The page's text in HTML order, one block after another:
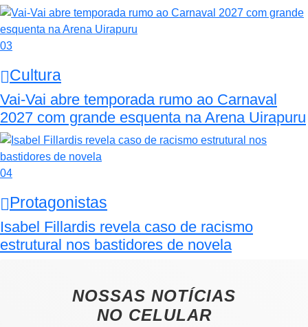
03
Cultura
Vai-Vai abre temporada rumo ao Carnaval
2027 com grande esquenta na Arena Uirapuru
04
Protagonistas
Isabel Fillardis revela caso de racismo
estrutural nos bastidores de novela
NOSSAS NOTÍCIAS
NO CELULAR